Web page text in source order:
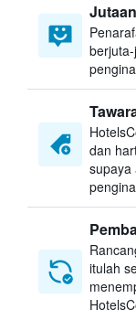
dan
supaya
itulah